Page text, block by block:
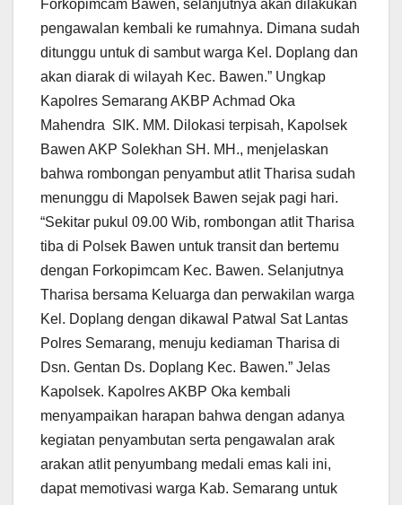
Forkopimcam Bawen, selanjutnya akan dilakukan
pengawalan kembali ke rumahnya. Dimana sudah
ditunggu untuk di sambut warga Kel. Doplang dan
akan diarak di wilayah Kec. Bawen.” Ungkap
Kapolres Semarang AKBP Achmad Oka
Mahendra SIK. MM. Dilokasi terpisah, Kapolsek
Bawen AKP Solekhan SH. MH., menjelaskan
bahwa rombongan penyambut atlit Tharisa sudah
menunggu di Mapolsek Bawen sejak pagi hari.
“Sekitar pukul 09.00 Wib, rombongan atlit Tharisa
tiba di Polsek Bawen untuk transit dan bertemu
dengan Forkopimcam Kec. Bawen. Selanjutnya
Tharisa bersama Keluarga dan perwakilan warga
Kel. Doplang dengan dikawal Patwal Sat Lantas
Polres Semarang, menuju kediaman Tharisa di
Dsn. Gentan Ds. Doplang Kec. Bawen.” Jelas
Kapolsek. Kapolres AKBP Oka kembali
menyampaikan harapan bahwa dengan adanya
kegiatan penyambutan serta pengawalan arak
arakan atlit penyumbang medali emas kali ini,
dapat memotivasi warga Kab. Semarang untuk